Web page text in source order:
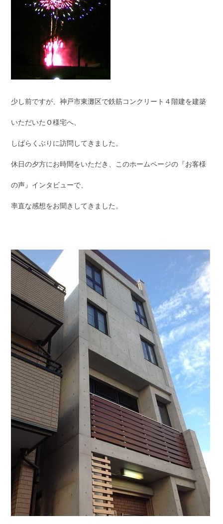
少し前ですが、神戸市東灘区で鉄筋コンクリート４階建を建築
いただいたＯ様宅へ、
しばらくぶりに訪問してきました。
休日の夕方にお時間をいただき、このホームページの『お客様
の声』インタビューで、
率直な感想をお聞きしてきました。